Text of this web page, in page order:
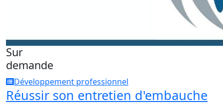
Sur
demande
Développement professionnel
Réussir son entretien d'embauche